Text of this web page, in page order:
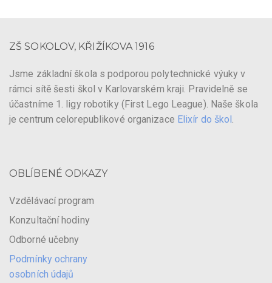
ZŠ SOKOLOV, KŘIŽÍKOVA 1916
Jsme základní škola s podporou polytechnické výuky v
rámci sítě šesti škol v Karlovarském kraji. Pravidelně se
účastníme 1. ligy robotiky (First Lego League). Naše škola
je centrum celorepublikové organizace Elixír do škol.
OBLÍBENÉ ODKAZY
Vzdělávací program
Konzultační hodiny
Odborné učebny
Podmínky ochrany
osobních údajů